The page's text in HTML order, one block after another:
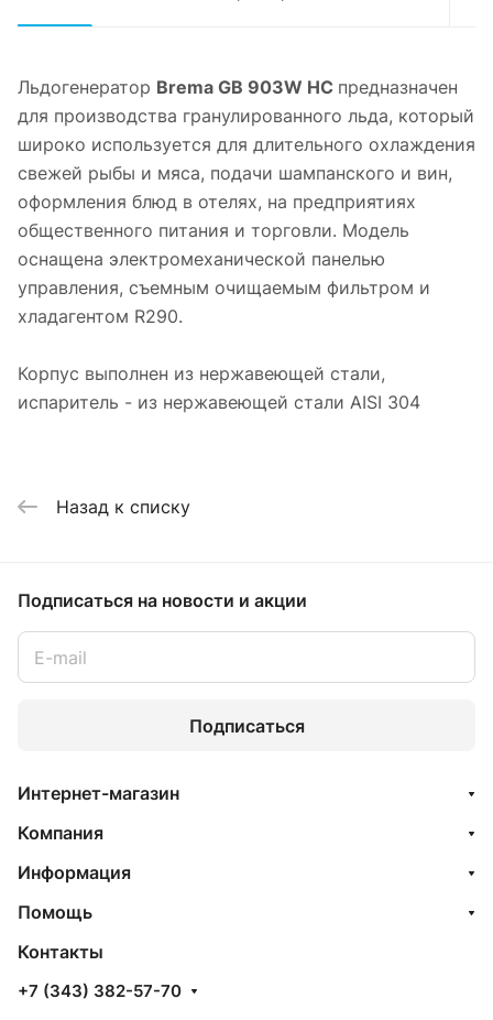
Льдогенератор Brema GB 903W HC предназначен
для производства гранулированного льда, который
широко используется для длительного охлаждения
свежей рыбы и мяса, подачи шампанского и вин,
оформления блюд в отелях, на предприятиях
общественного питания и торговли. Модель
оснащена электромеханической панелью
управления, съемным очищаемым фильтром и
хладагентом R290.
Корпус выполнен из нержавеющей стали,
испаритель - из нержавеющей стали AISI 304
Назад к списку
Подписаться на новости и акции
Подписаться
Интернет-магазин
Компания
Информация
Помощь
Контакты
+7 (343) 382-57-70